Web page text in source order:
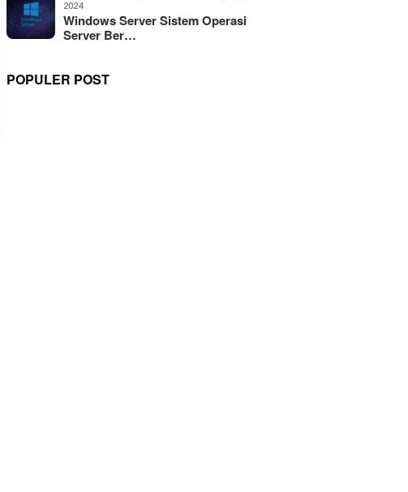
2024
Windows Server Sistem Operasi
Server Ber…
POPULER POST